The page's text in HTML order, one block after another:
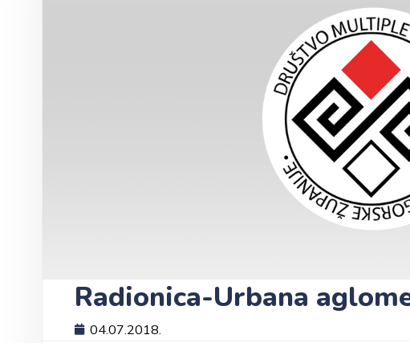
Radionica-Urbana
04.07.2018.